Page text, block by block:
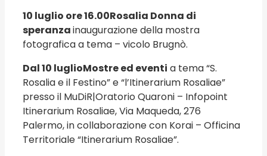
10 luglio ore 16.00Rosalia Donna di
speranzainaugurazione della mostra
fotografica a tema – vicolo Brugnò.
Dal 10 luglioMostre ed eventi a tema “S.
Rosalia e il Festino” e “l’Itinerarium Rosaliae”
presso il MuDiR|Oratorio Quaroni – Infopoint
Itinerarium Rosaliae, Via Maqueda, 276
Palermo, in collaborazione con Korai – Officina
Territoriale “Itinerarium Rosaliae”.